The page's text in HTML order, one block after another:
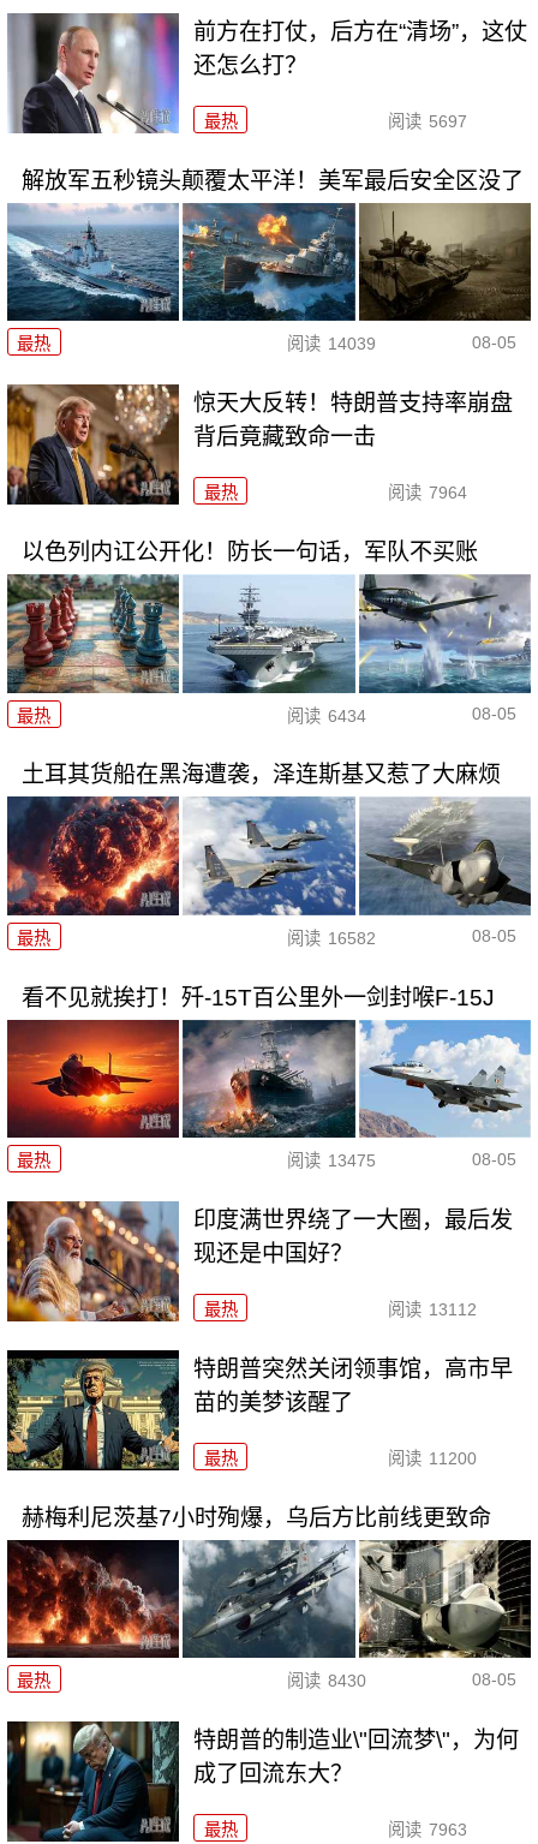
前方在打仗，后方在“清场”，这仗
还怎么打？
最热 阅读 5697
解放军五秒镜头颠覆太平洋！美军最后安全区没了
最热 阅读 14039 08-05
惊天大反转！特朗普支持率崩盘
背后竟藏致命一击
最热 阅读 7964
以色列内讧公开化！防长一句话，军队不买账
最热 阅读 6434 08-05
土耳其货船在黑海遭袭，泽连斯基又惹了大麻烦
最热 阅读 16582 08-05
看不见就挨打！歼-15T百公里外一剑封喉F-15J
最热 阅读 13475 08-05
印度满世界绕了一大圈，最后发
现还是中国好？
最热 阅读 13112
特朗普突然关闭领事馆，高市早
苗的美梦该醒了
最热 阅读 11200
赫梅利尼茨基7小时殉爆，乌后方比前线更致命
最热 阅读 8430 08-05
特朗普的制造业\"回流梦\"，为何
成了回流东大？
最热 阅读 7963